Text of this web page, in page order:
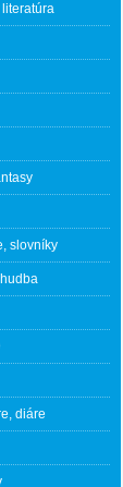
slovníky
diáre